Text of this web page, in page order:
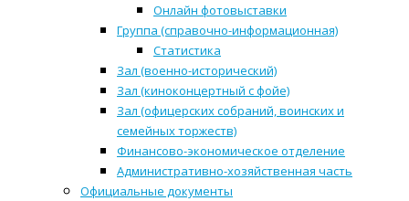
Онлайн фотовыставки
Группа (справочно-информационная)
Статистика
Зал (военно-исторический)
Зал (киноконцертный с фойе)
Зал (офицерских собраний, воинских и
семейных торжеств)
Финансово-экономическое отделение
Административно-хозяйственная часть
Официальные документы